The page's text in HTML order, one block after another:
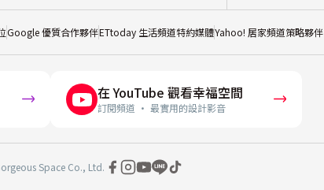
Google 優質合作夥伴ETtoday 生活頻道特約媒體Yahoo! 居家頻道策略夥伴
在 YouTube 觀看幸福空間
訂閱頻道 · 最實用的設計影音
Space Co., Ltd.